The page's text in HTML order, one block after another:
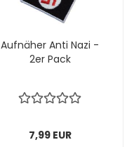
Auf­nä­her Anti Nazi -
2er Pack
7,99 EUR